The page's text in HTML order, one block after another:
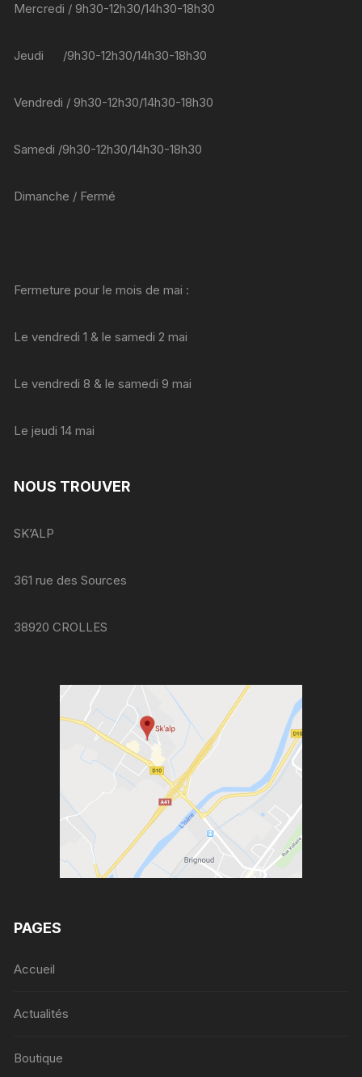
Mercredi / 9h30-12h30/14h30-18h30
Jeudi /9h30-12h30/14h30-18h30
Vendredi / 9h30-12h30/14h30-18h30
Samedi /9h30-12h30/14h30-18h30
Dimanche / Fermé
Fermeture pour le mois de mai :
Le vendredi 1 & le samedi 2 mai
Le vendredi 8 & le samedi 9 mai
Le jeudi 14 mai
NOUS TROUVER
SK’ALP
361 rue des Sources
38920 CROLLES
PAGES
Accueil
Actualités
Boutique